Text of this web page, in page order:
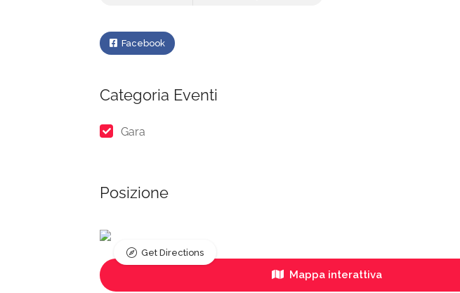
Facebook
Categoria Eventi
Gara
Posizione
Mappa interattiva
Get Directions